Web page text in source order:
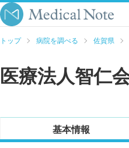
トップ 病院を調べる 佐賀県
医療法人智仁
基本情報